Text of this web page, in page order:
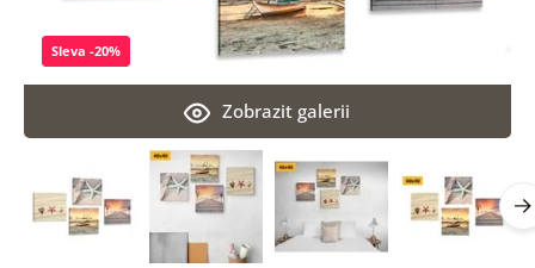
Zobrazit galerii
Sleva -20%